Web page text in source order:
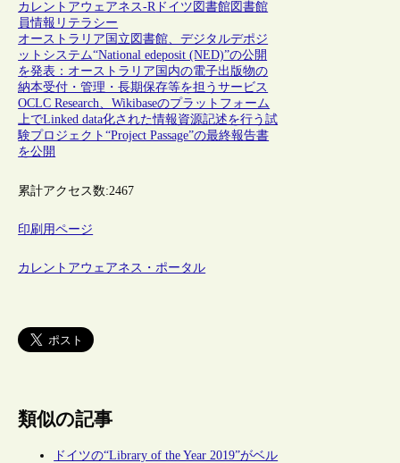
カレントアウェアネス-Rドイツ 図書館図書館
員情報リテラシー
オーストラリア国立図書館、デジタルデポジ
ットシステム“National edeposit (NED)”の公開
を発表：オーストラリア国内の電子出版物の
納本受付・管理・長期保存等を担うサービス
OCLC Research、Wikibaseのプラットフォーム
上でLinked data化された情報資源記述を行う試
験プロジェクト“Project Passage”の最終報告書
を公開
累計アクセス数:2467
印刷用ページ
カレントアウェアネス・ポータル
類似の記事
ドイツの“Library of the Year 2019”がベル